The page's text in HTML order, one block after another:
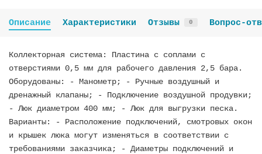
Описание Характеристики Отзывы 0 Вопрос-
Коллекторная система: Пластина с соплами с
отверстиями 0,5 мм для рабочего давления 2,5 бара.
Оборудованы: - Манометр; - Ручные воздушный и
дренажный клапаны; - Подключение воздушной продувки;
- Люк диаметром 400 мм; - Люк для выгрузки песка.
Варианты: - Расположение подключений, смотровых окон
и крышек люка могут изменяться в соответствии с
требованиями заказчика; - Диаметры подключений и